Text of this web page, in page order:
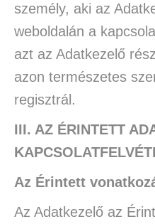
személy, aki az
weboldalán a
azt az Adatkezelő
azon természetes
regisztrál.
III. AZ ÉRINTETT
Az Érintett
Az Adatkezelő az